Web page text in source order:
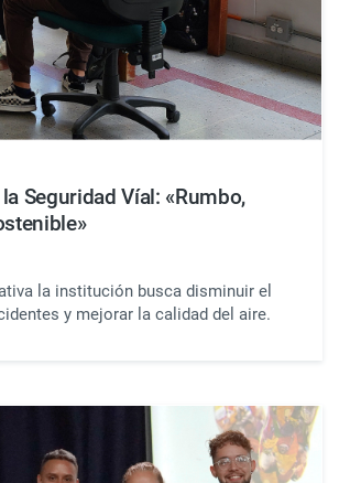
Seguridad Víal: «Rumbo,
la institución busca disminuir el
y mejorar la calidad del aire.